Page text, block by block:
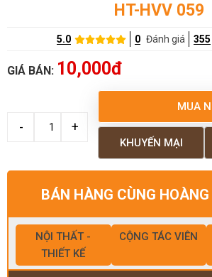
HT-HVV 059
5.0 0 Đánh giá 355
GIÁ BÁN: 10,000đ
MUA
KHUYẾN MẠI
BÁN HÀNG CÙNG
NỘI THẤT -
THIẾT KẾ
CỘNG TÁC VIÊN